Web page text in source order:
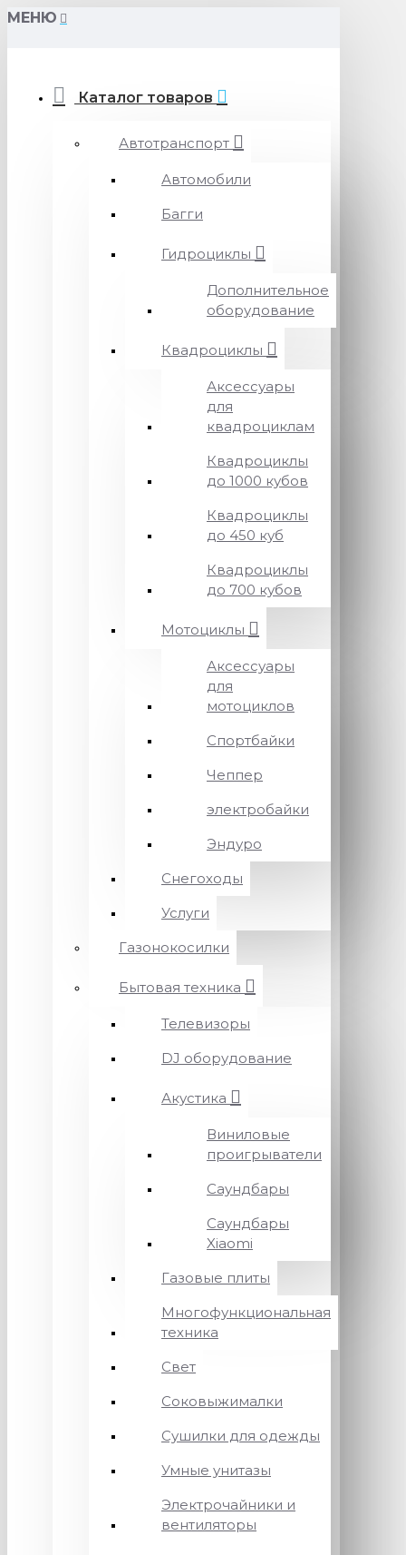
МЕНЮ
Каталог товаров
Автотранспорт
Автомобили
Багги
Гидроциклы
Дополнительное
оборудование
Квадроциклы
Аксессуары
для
квадроциклам
Квадроциклы
до 1000 кубов
Квадроциклы
до 450 куб
Квадроциклы
до 700 кубов
Мотоциклы
Аксессуары
для
мотоциклов
Спортбайки
Чеппер
электробайки
Эндуро
Снегоходы
Услуги
Газонокосилки
Бытовая техника
Телевизоры
DJ оборудование
Акустика
Виниловые
проигрыватели
Саундбары
Саундбары
Xiaomi
Газовые плиты
Многофункциональная
техника
Свет
Соковыжималки
Сушилки для одежды
Умные унитазы
Электрочайники и
вентиляторы